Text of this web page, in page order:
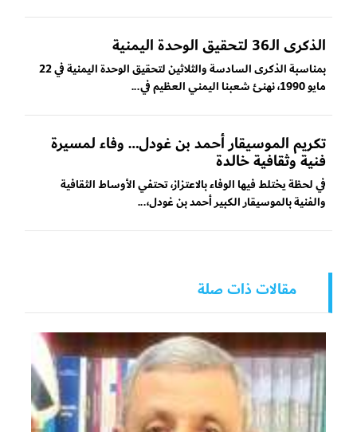
الذكرى الـ36 لتحقيق الوحدة اليمنية
بمناسبة الذكرى السادسة والثلاثين لتحقيق الوحدة اليمنية في 22
مايو 1990، نهنئ شعبنا اليمني العظيم في...
تكريم الموسيقار أحمد بن غودل… وفاء لمسيرة
فنية وثقافية خالدة
في لحظة يختلط فيها الوفاء بالاعتزاز، تحتفي الأوساط الثقافية
والفنية بالموسيقار الكبير أحمد بن غودل،...
مقالات ذات صلة